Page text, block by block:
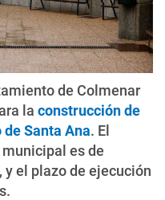
de Colmenar
la construcción de
Santa Ana. El
es de
y el plazo de ejecución